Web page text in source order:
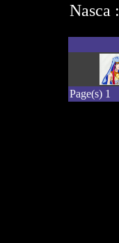
Nasca :
Page(s) 1